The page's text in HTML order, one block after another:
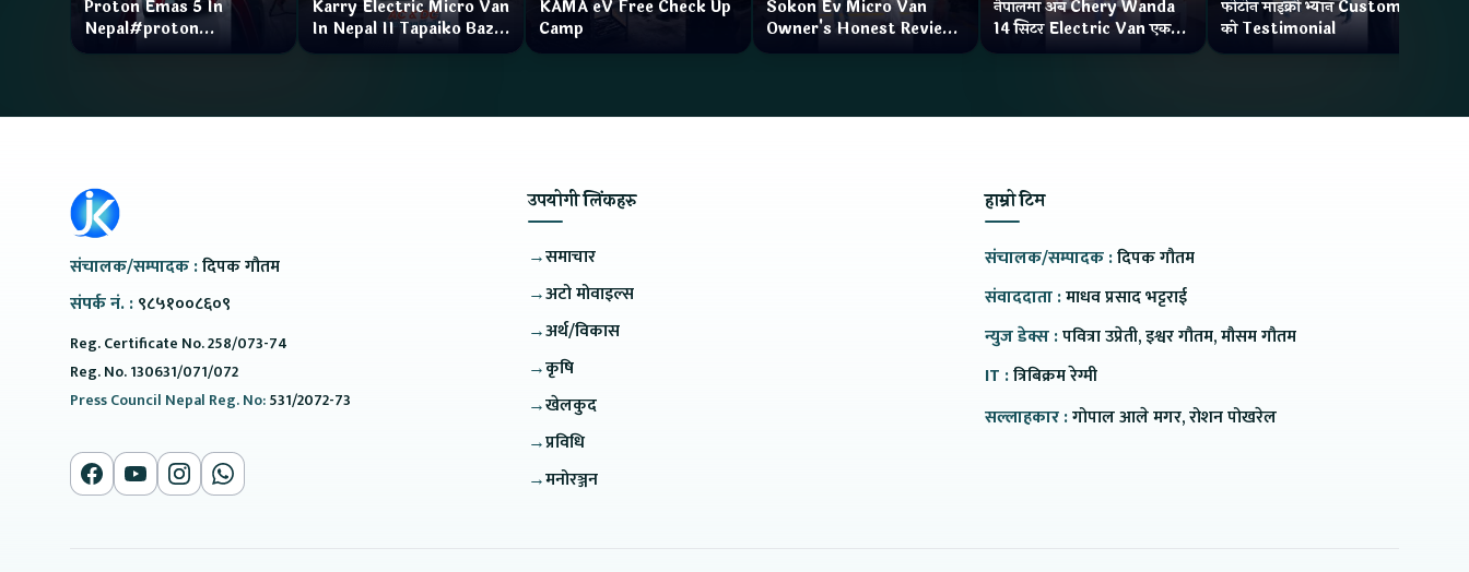
Proton Emas 5 In
Nepal#proton
#protonemas5#protonnepal#evcarnepal
Karry Electric Micro Van
In Nepal II Tapaiko Bazar
II Jankari Kendra
KAMA eV Free Check Up
Camp
Sokon Ev Micro Van
Owner's Honest Review
How is the service?
नेपालमा अब Chery Wanda
14 सिटर Electric Van एक
Charge मा दिन्छ 300KM
फोटोन माइक्रो भ्यान Customer
को Testimonial
संचालक/सम्पादक :दिपक गौतम
संपर्क नं. :९८५१००८६०९
Reg. Certificate No. 258/073-74
Reg. No. 130631/071/072
Press Council Nepal Reg. No:531/2072-73
उपयोगी लिंकहरु
→समाचार
→अटो मोवाइल्स
→अर्थ/विकास
→कृषि
→खेलकुद
→प्रविधि
→मनोरञ्जन
हाम्रो टिम
संचालक/सम्पादक :दिपक गौतम
संवाददाता :माधव प्रसाद भट्टराई
न्युज डेक्स :पवित्रा उप्रेती, इश्वर गौतम, मौसम गौतम
IT :त्रिबिक्रम रेग्मी
सल्लाहकार :गोपाल आले मगर, रोशन पोखरेल